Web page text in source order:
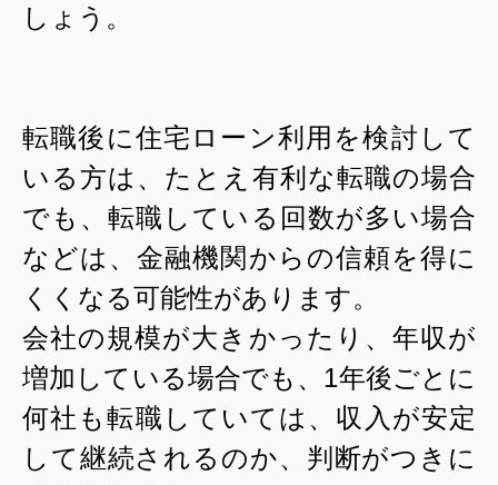
しょう。
転職後に住宅ローン利用を検討して
いる方は、たとえ有利な転職の場合
でも、転職している回数が多い場合
などは、金融機関からの信頼を得に
くくなる可能性があります。
会社の規模が大きかったり、年収が
増加している場合でも、 1年後ごとに
何社も転職していては、収入が安定
して継続されるのか、判断がつきに